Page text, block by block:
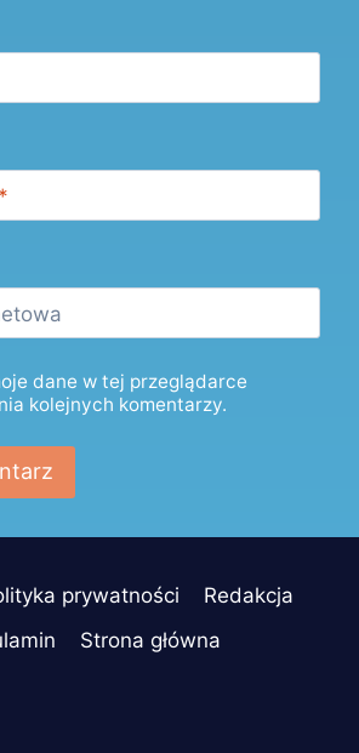
*
dane w tej przeglądarce
kolejnych komentarzy.
prywatności
Redakcja
Strona główna